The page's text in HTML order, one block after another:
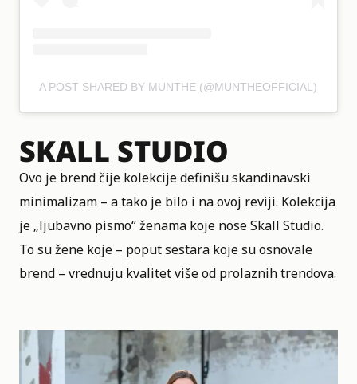
A POST SHARED BY MUNTHE (@MUNTHEOFFICIAL)
SKALL STUDIO
Ovo je brend čije kolekcije definišu skandinavski
minimalizam – a tako je bilo i na ovoj reviji. Kolekcija
je „ljubavno pismo“ ženama koje nose Skall Studio.
To su žene koje – poput sestara koje su osnovale
brend – vrednuju kvalitet više od prolaznih trendova.